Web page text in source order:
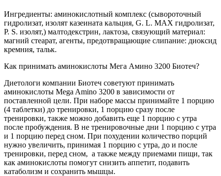
Ингредиенты: аминокислотный комплекс (сывороточный
гидролизат, изолят казеината кальция, G. L. MAX гидролизат,
P. S. изолят,) малтодекстрин, лактоза, связующий материал:
магний стеарат, агенты, предотвращающие слипание: диоксид
кремния, тальк.
Как принимать аминокислоты Мега Амино 3200 Биотеч?
Диетологи компании Биотеч советуют принимать
аминокислоты Mega Amino 3200 в зависимости от
поставленной цели. При наборе массы принимайте 1 порцию
(4 таблетки) до тренировки, 1 порцию сразу после
тренировки, также можно добавить еще 1 порцию с утра
после пробуждения. В не тренировочные дни 1 порцию с утра
и 1 порцию перед сном. При похудении количество порций
нужно увеличить, принимая 1 порцию с утра, до и после
тренировки, перед сном, а также между приемами пищи, так
как аминокислоты помогут снизить аппетит, подавить
катаболизм и сохранить мышцы.